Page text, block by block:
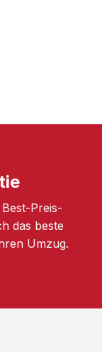
Preis-
das beste
Umzug.